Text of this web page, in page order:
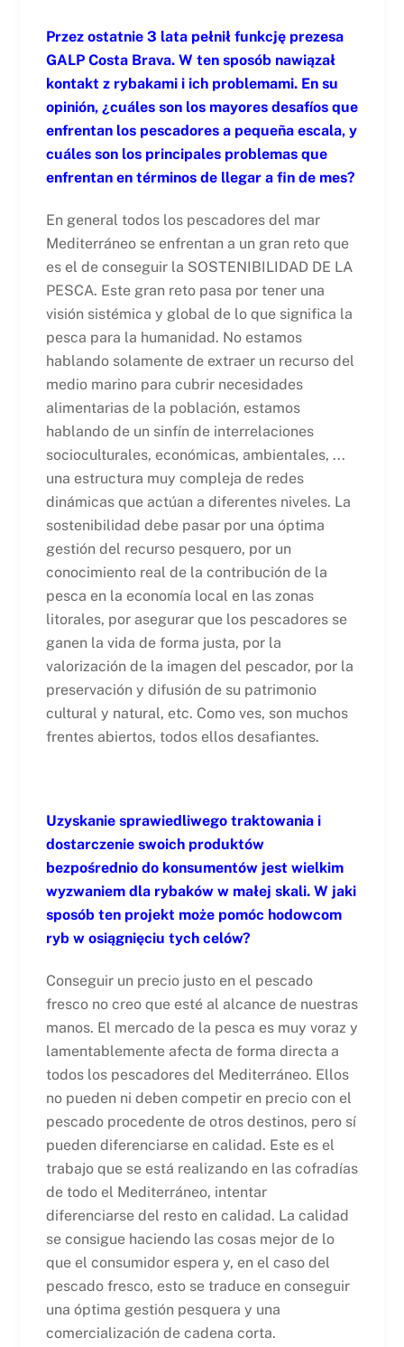
Przez ostatnie 3 lata pełnił funkcję prezesa
GALP Costa Brava. W ten sposób nawiązał
kontakt z rybakami i ich problemami. En su
opinión, ¿cuáles son los mayores desafíos que
enfrentan los pescadores a pequeña escala, y
cuáles son los principales problemas que
enfrentan en términos de llegar a fin de mes?
En general todos los pescadores del mar
Mediterráneo se enfrentan a un gran reto que
es el de conseguir la SOSTENIBILIDAD DE LA
PESCA. Este gran reto pasa por tener una
visión sistémica y global de lo que significa la
pesca para la humanidad. No estamos
hablando solamente de extraer un recurso del
medio marino para cubrir necesidades
alimentarias de la población, estamos
hablando de un sinfín de interrelaciones
socioculturales, económicas, ambientales, ...
una estructura muy compleja de redes
dinámicas que actúan a diferentes niveles. La
sostenibilidad debe pasar por una óptima
gestión del recurso pesquero, por un
conocimiento real de la contribución de la
pesca en la economía local en las zonas
litorales, por asegurar que los pescadores se
ganen la vida de forma justa, por la
valorización de la imagen del pescador, por la
preservación y difusión de su patrimonio
cultural y natural, etc. Como ves, son muchos
frentes abiertos, todos ellos desafiantes.
Uzyskanie sprawiedliwego traktowania i
dostarczenie swoich produktów
bezpośrednio do konsumentów jest wielkim
wyzwaniem dla rybaków w małej skali. W jaki
sposób ten projekt może pomóc hodowcom
ryb w osiągnięciu tych celów?
Conseguir un precio justo en el pescado
fresco no creo que esté al alcance de nuestras
manos. El mercado de la pesca es muy voraz y
lamentablemente afecta de forma directa a
todos los pescadores del Mediterráneo. Ellos
no pueden ni deben competir en precio con el
pescado procedente de otros destinos, pero sí
pueden diferenciarse en calidad. Este es el
trabajo que se está realizando en las cofradías
de todo el Mediterráneo, intentar
diferenciarse del resto en calidad. La calidad
se consigue haciendo las cosas mejor de lo
que el consumidor espera y, en el caso del
pescado fresco, esto se traduce en conseguir
una óptima gestión pesquera y una
comercialización de cadena corta.